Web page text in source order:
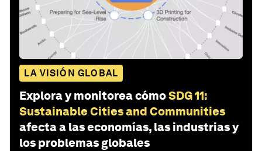
LA VISIÓN GLOBAL
Explora y monitorea cómoSDG 11:
Sustainable Cities and Communities
afecta a las economías, las industrias y
los problemas globales